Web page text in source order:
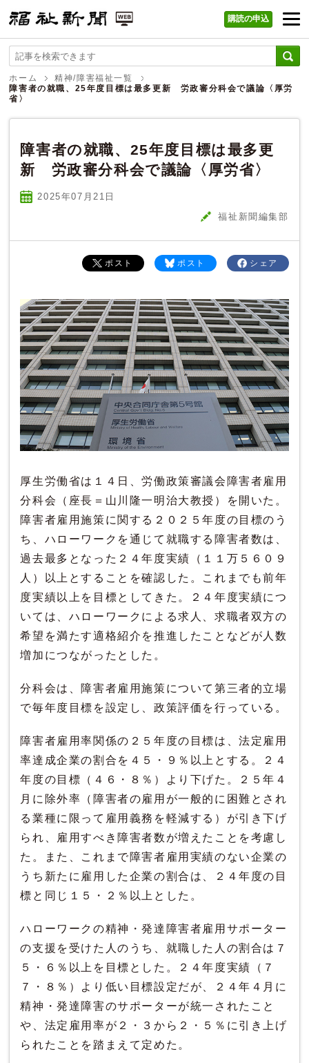
福祉新聞 WEB
購読の申込
ホーム
精神/障害福祉一覧
障害者の就職、25年度目標は最多更新 労政審分科会で議論〈厚労
省〉
障害者の就職、25年度目標は最多更
新 労政審分科会で議論〈厚労省〉
2025年07 月21 日
福祉新聞編集部
シェア
ポスト
ポスト
厚生労働省は１４日、労働政策審議会障害者雇用
分科会（座長＝山川隆一明治大教授）を開いた。
障害者雇用施策に関する２０２５年度の目標のう
ち、ハローワークを通じて就職する障害者数は、
過去最多となった２４年度実績（１１万５６０９
人）以上とすることを確認した。これまでも前年
度実績以上を目標としてきた。２４年度実績につ
いては、ハローワークによる求人、求職者双方の
希望を満たす適格紹介を推進したことなどが人数
増加につながったとした。
分科会は、障害者雇用施策について第三者的立場
で毎年度目標を設定し、政策評価を行っている。
障害者雇用率関係の２５年度の目標は、法定雇用
率達成企業の割合を４５・９％以上とする。２４
年度の目標（４６・８％）より下げた。２５年４
月に除外率（障害者の雇用が一般的に困難とされ
る業種に限って雇用義務を軽減する）が引き下げ
られ、雇用すべき障害者数が増えたことを考慮し
た。また、これまで障害者雇用実績のない企業の
うち新たに雇用した企業の割合は、２４年度の目
標と同じ１５・２％以上とした。
ハローワークの精神・発達障害者雇用サポーター
の支援を受けた人のうち、就職した人の割合は７
５・６％以上を目標とした。２４年度実績（７
７・８％）より低い目標設定だが、２４年４月に
精神・発達障害のサポーターが統一されたこと
や、法定雇用率が２・３から２・５％に引き上げ
られたことを踏まえて定めた。